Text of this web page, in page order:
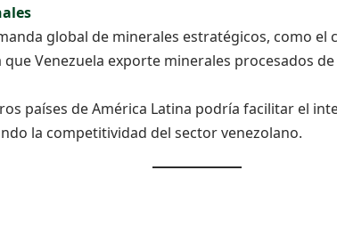
global de minerales estratégicos, como el
Venezuela exporte minerales procesados de
países de América Latina podría facilitar el
la competitividad del sector venezolano.